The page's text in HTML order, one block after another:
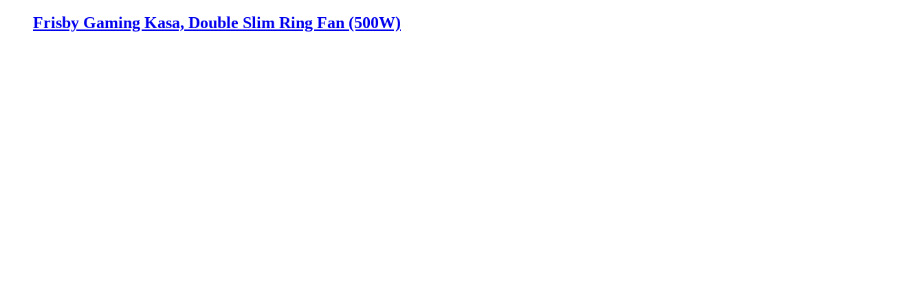
Frisby Gaming Kasa, Double Slim Ring Fan (500W)